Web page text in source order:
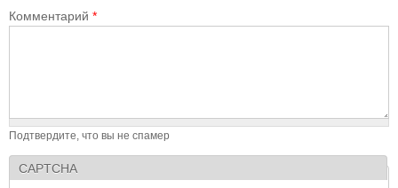
Комментарий *
Подтвердите, что вы не спамер
CAPTCHA